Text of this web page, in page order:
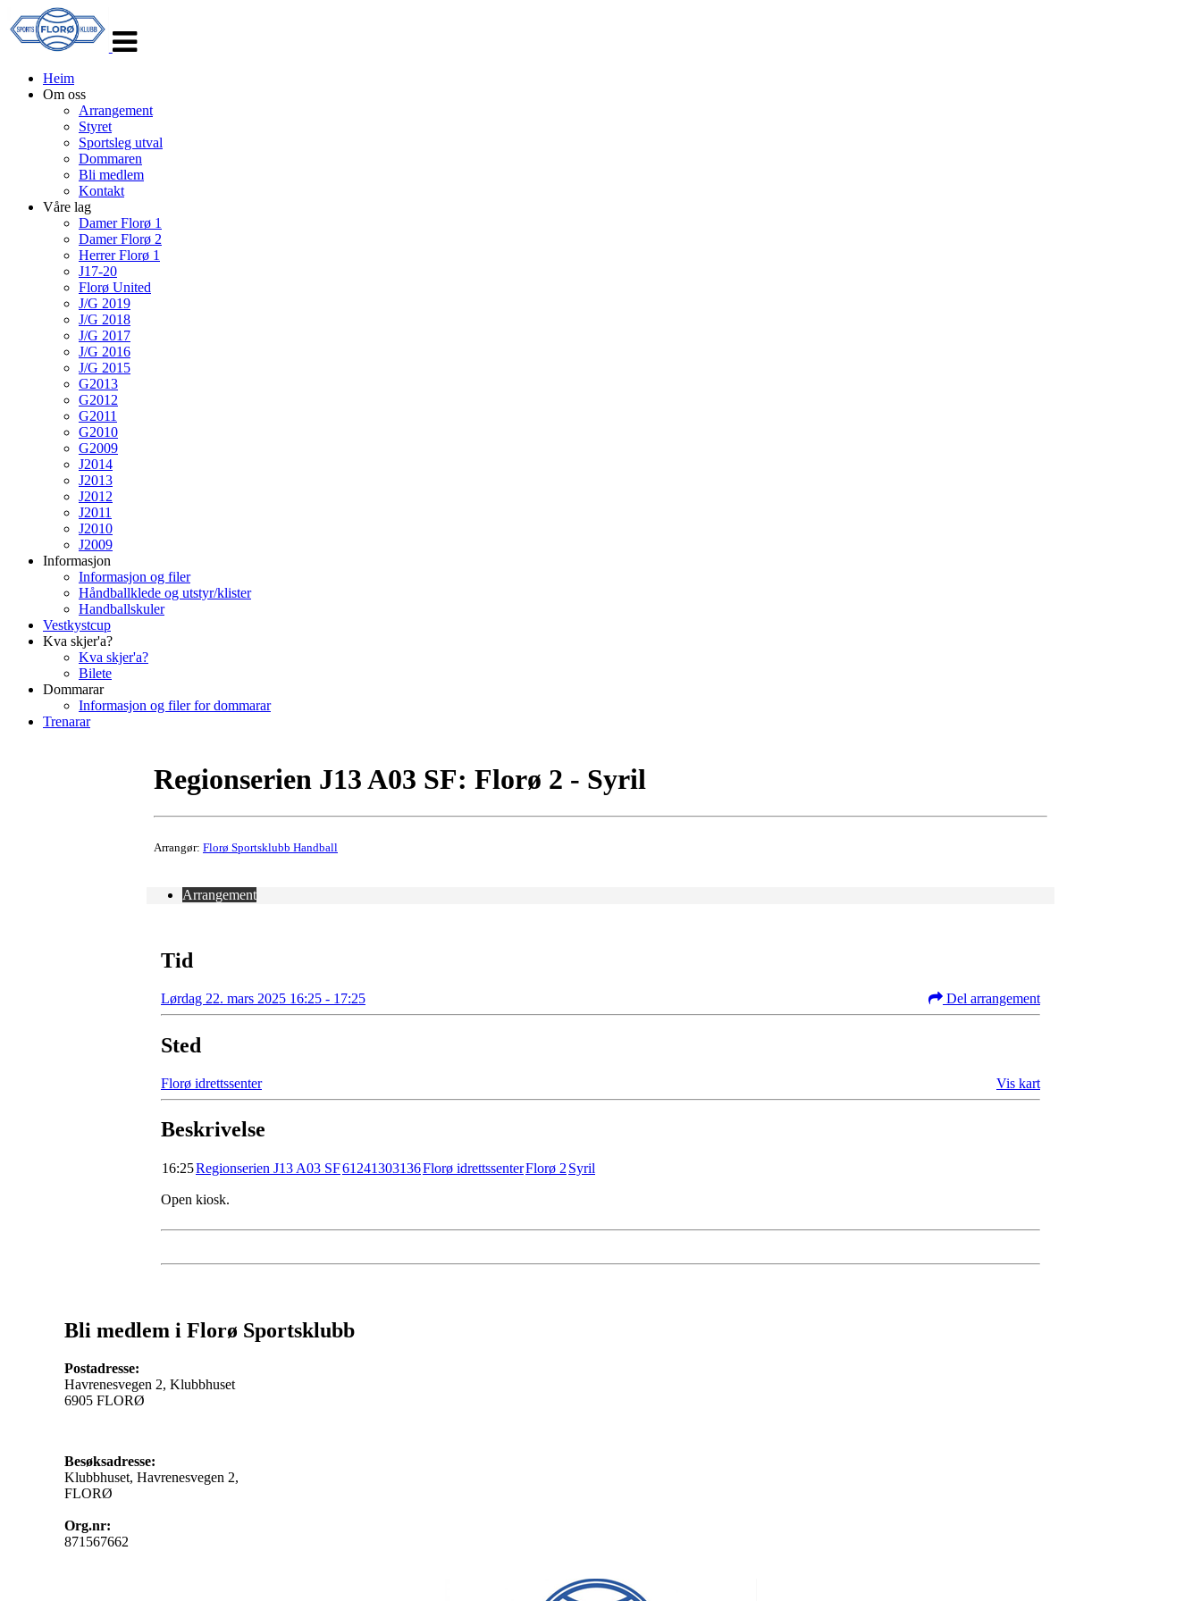
navigasjon
Heim
Om oss
Arrangement
Styret
Sportsleg utval
Dommaren
Bli medlem
Kontakt
Våre lag
Damer Florø 1
Damer Florø 2
Herrer Florø 1
J17-20
Florø United
J/G 2019
J/G 2018
J/G 2017
J/G 2016
J/G 2015
G2013
G2012
G2011
G2010
G2009
J2014
J2013
J2012
J2011
J2010
J2009
Informasjon
Informasjon og filer
Håndballklede og utstyr/klister
Handballskuler
Vestkystcup
Kva skjer'a?
Kva skjer'a?
Bilete
Dommarar
Informasjon og filer for dommarar
Trenarar
Regionserien J13 A03 SF: Florø 2 - Syril
Arrangør: Florø Sportsklubb Handball
Arrangement
Tid
Lørdag 22. mars 2025 16:25 - 17:25 Del arrangement
Sted
Florø idrettssenter Vis kart
Beskrivelse
16:25Regionserien J13 A03 SF61241303136Florø idrettssenterFlorø 2 Syril
Open kiosk.
Bli medlem i Florø Sportsklubb
Postadresse:
Havrenesvegen 2, Klubbhuset
6905 FLORØ
Besøksadresse:
Klubbhuset, Havrenesvegen 2,
FLORØ
Org.nr:
871567662